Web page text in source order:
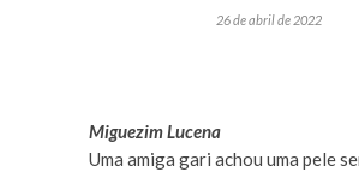
26 de abril de 2022
Miguezim Lucena
Uma amiga gari achou uma pele